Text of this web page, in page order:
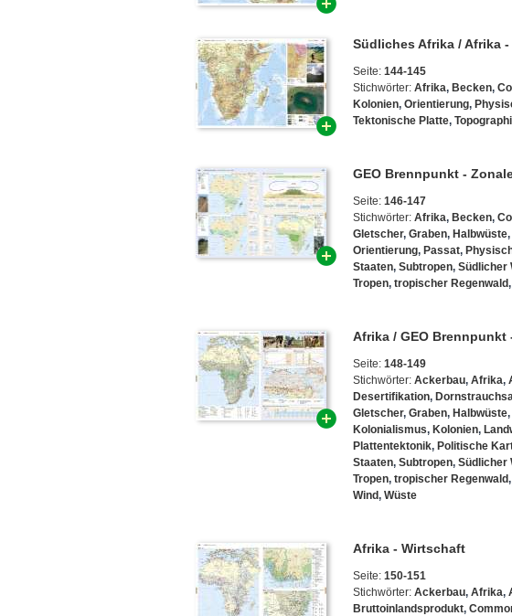
Südliches Afrika / Afrika
Seite: 144-145
Stichwörter: Afrika, Becken,
Kolonien, Orientierung,
Tektonische Platte,
GEO Brennpunkt -
Seite: 146-147
Stichwörter: Afrika, Becken,
Gletscher, Graben, Halbwüste,
Orientierung, Passat,
Staaten, Subtropen, Südlicher
Tropen, tropischer Regenwald,
Afrika / GEO
Seite: 148-149
Stichwörter: Ackerbau, Afrika,
Desertifikation,
Gletscher, Graben, Halbwüste,
Kolonialismus, Kolonien,
Plattentektonik, Politische
Staaten, Subtropen, Südlicher
Tropen, tropischer Regenwald,
Wind, Wüste
Afrika - Wirtschaft
Seite: 150-151
Stichwörter: Ackerbau, Afrika,
Bruttoinlandsprodukt,